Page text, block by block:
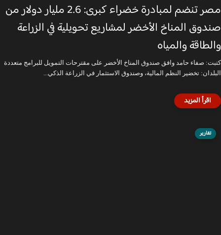
مصر تنضم لمبادرة خضراء كبرى: 2.6 مليار دولار من
صندوق المناخ الأخضر لمشاريع تحويلية في الزراعة
والطاقة والمياه
كتبت: صفاء حامد وافق صندوق المناخ الأخضر على مقترحات التمويل للبرامج متعددة
البلدان: تخضير النظم المالية، وصندوق الاستثمار في الزراعة الذكي...
تقارير